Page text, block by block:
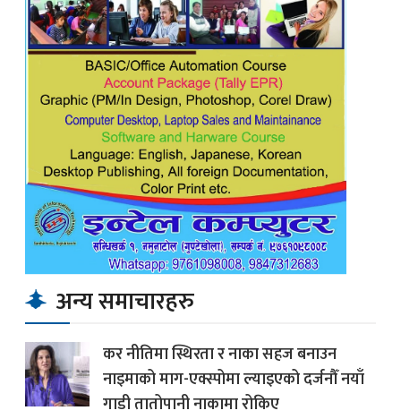
अन्य समाचारहरु
कर नीतिमा स्थिरता र नाका सहज बनाउन
नाइमाको माग-एक्स्पोमा ल्याइएको दर्जनौँ नयाँ
गाडी तातोपानी नाकामा रोकिए